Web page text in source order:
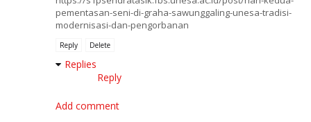
pementasan-seni-di-graha-sawunggaling-unesa-tradisi-
modernisasi-dan-pengorbanan
Reply Delete
Replies
Reply
Add comment